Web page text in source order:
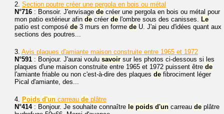
2. Section poutre créer une pergola en bois ou métal
N°716 : Bonsoir. J'envisage de créer une pergola en bois ou métal pour
mon patio extérieur afin de créer de l'ombre sous des canisses. Le
patio est composé de 3 murs en forme de U. J'ai peu d'idées quant aux
sections des poutres...
3. Avis plaques d'amiante maison construite entre 1965 et 1972
N°591 : Bonjour. J'aurai voulu savoir sur les photos ci-dessous si les
plaques d'une maison construite entre 1965 et 1972 puissent être de
l'amiante friable ou non c'est-à-dire des plaques de fibrociment léger
Pical d'amiante, des...
4. Poids d'un carreau de plâtre
N°414: Bonjour. Je souhaite connaître le poids d'un carreau de plâtre